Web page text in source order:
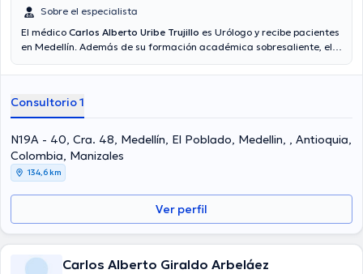
Sobre el especialista
El médico Carlos Alberto Uribe Trujillo es Urólogo y recibe pacientes
en Medellín. Además de su formación académica sobresaliente, el
El doctor tiene varios años de experiencia laboral en su campo de
diversas asociaciones médicas. Carlos Alberto Uribe Trujillo ha
compartido en abundantes conferencias con el fin de tener una
formación continua en su campo de especialización y ha anunciado
diferentes comunicados. Finalmente, el profesional de la salud
puede hablar en Español.
Consultorio 1
N19A - 40, Cra. 48, Medellín, El Poblado, Medellin, , Antioquia,
Colombia, Manizales
134,6 km
Ver perfil
Carlos Alberto Giraldo Arbeláez